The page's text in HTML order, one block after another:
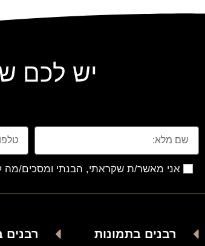
יש לכם
אני מאשר/ת שקראתי, הבנתי ומסכים/מה
רבנים בתמונות רבנים